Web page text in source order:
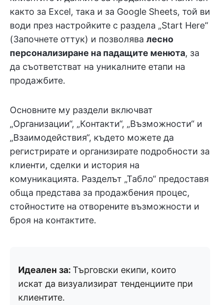
както за Excel, така и за Google Sheets, той ви
води през настройките с раздела „Start Here“
(Започнете оттук) и позволява лесно
персонализиране на падащите менюта, за
да съответстват на уникалните етапи на
продажбите.
Основните му раздели включват
„Организации“, „Контакти“, „Възможности“ и
„Взаимодействия“, където можете да
регистрирате и организирате подробности за
клиенти, сделки и история на
комуникацията. Разделът „Табло“ предоставя
обща представа за продажбения процес,
стойностите на отворените възможности и
броя на контактите.
Идеален за: Търговски екипи, които
искат да визуализират тенденциите при
клиентите.